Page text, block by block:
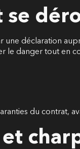
déclaration
le danger tout en
du contrat,